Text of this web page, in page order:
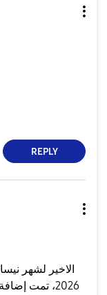
REPLY
2026، تمت